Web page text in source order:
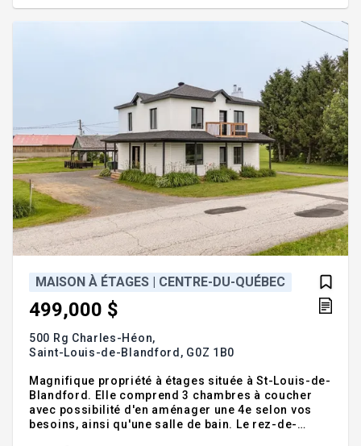
MAISON À ÉTAGES | CENTRE-DU-QUÉBEC
499,000 $
500 Rg Charles-Héon,
Saint-Louis-de-Blandford, G0Z 1B0
Magnifique propriété à étages située à St-Louis-de-
Blandford. Elle comprend 3 chambres à coucher
avec possibilité d'en aménager une 4e selon vos
besoins, ainsi qu'une salle de bain. Le rez-de-